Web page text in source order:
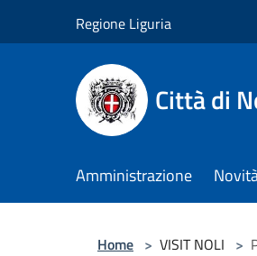
Regione Liguria
Città di
Amministrazione
Home > VISIT NOLI >